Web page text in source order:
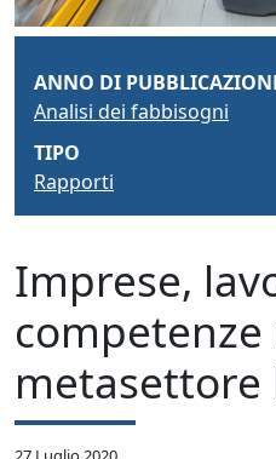
ANNO DI
Analisi dei fabbisogni
TIPO
Rapporti
Imprese,
competenze
metasettore